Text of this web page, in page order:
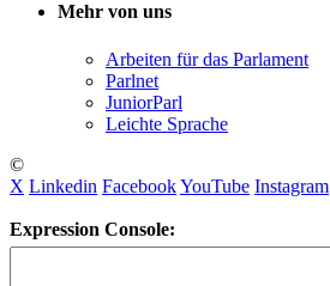
Mehr von uns
Arbeiten für das Parlament
Parlnet
JuniorParl
Leichte Sprache
©
X Linkedin FacebookYouTube Instagram
Expression Console: